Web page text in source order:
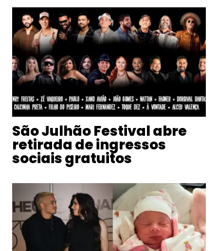
São Julhão Festival abre
retirada de ingressos
sociais gratuitos